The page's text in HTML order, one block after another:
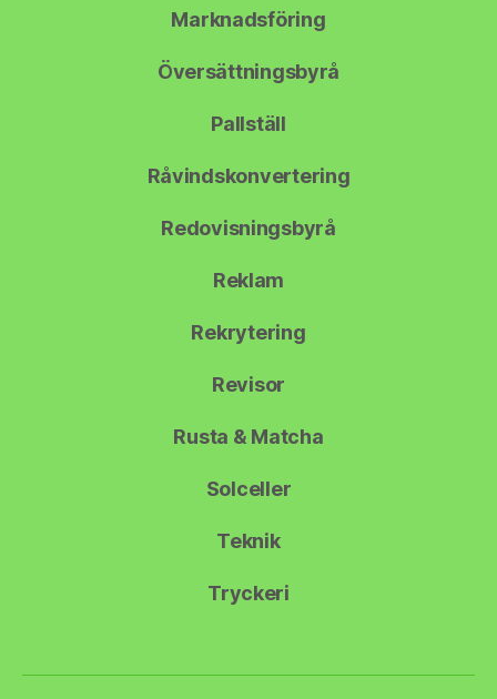
Marknadsföring
Översättningsbyrå
Pallställ
Råvindskonvertering
Redovisningsbyrå
Reklam
Rekrytering
Revisor
Rusta & Matcha
Solceller
Teknik
Tryckeri